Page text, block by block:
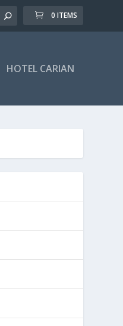
0 ITEMS
HOTEL CARIAN